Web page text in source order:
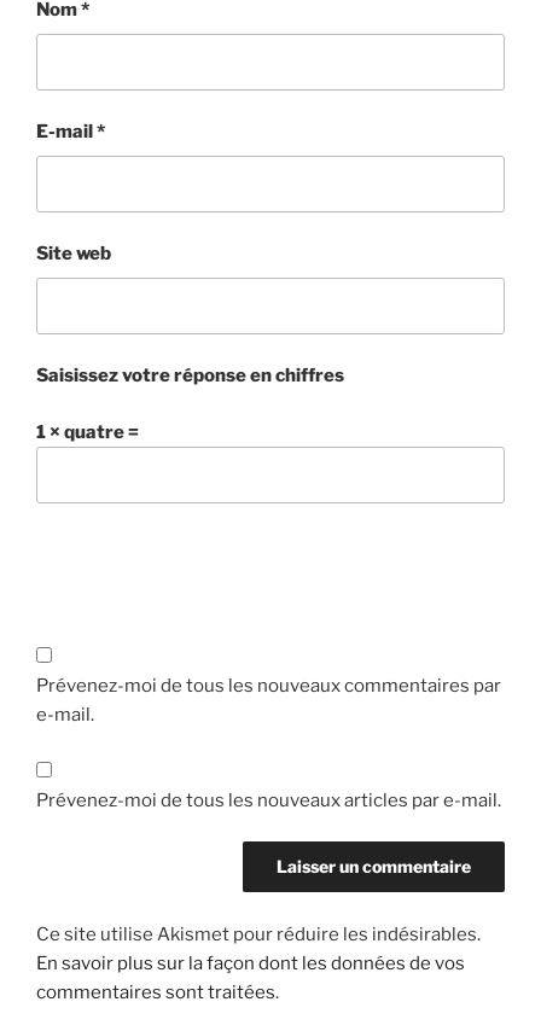
Nom*
E-mail*
Site web
Saisissez votre réponse en chiffres
1 × quatre =
Prévenez-moi de tous les nouveaux commentaires par
e-mail.
Prévenez-moi de tous les nouveaux articles par e-mail.
Ce site utilise Akismet pour réduire les indésirables.
En savoir plus sur la façon dont les données de vos
commentaires sont traitées.